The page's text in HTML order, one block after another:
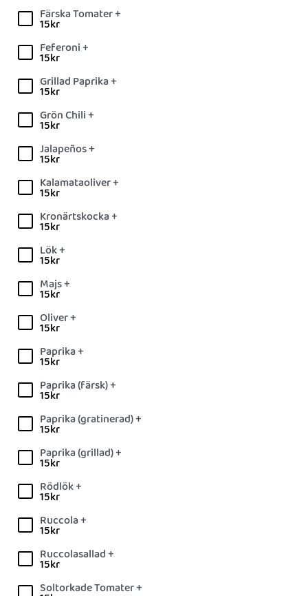
Färska Tomater +
15kr
Feferoni +
15kr
Grillad Paprika +
15kr
Grön Chili +
15kr
Jalapeños +
15kr
Kalamataoliver +
15kr
Kronärtskocka +
15kr
Lök +
15kr
Majs +
15kr
Oliver +
15kr
Paprika +
15kr
Paprika (färsk) +
15kr
Paprika (gratinerad) +
15kr
Paprika (grillad) +
15kr
Rödlök +
15kr
Ruccola +
15kr
Ruccolasallad +
15kr
Soltorkade Tomater +